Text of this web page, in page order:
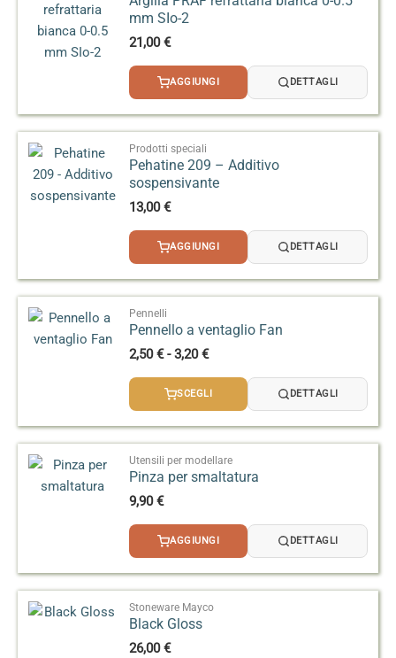
eseguire sempre prove su piastrelle campione del
proprio impasto per calibrare densità, spessore e
curva di cottura, tenendo conto che gli smalti
artistici ad alta temperatura possono dare effetti
leggermente variabili in base alla mano
dell’operatore.
mm SIo-2
21,00€
AGGIUNGI DETTAGLI
Prodotti speciali
Pehatine 209 – Additivo
sospensivante
13,00€
AGGIUNGI DETTAGLI
Pennelli
Pennello a ventaglio Fan
2,50€ - 3,20€Fascia
prezzo:
3,20 €
SCEGLI DETTAGLI
Utensili per modellare
Pinza per smaltatura
9,90€
AGGIUNGI DETTAGLI
Stoneware Mayco
Black Gloss
26,00€